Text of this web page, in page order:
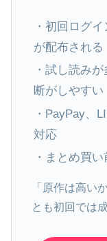
・初回ログ
が配布される
・試し読み
断がしやすい
・PayPay、
対応
・まとめ買
「原作は高い
とも初回では